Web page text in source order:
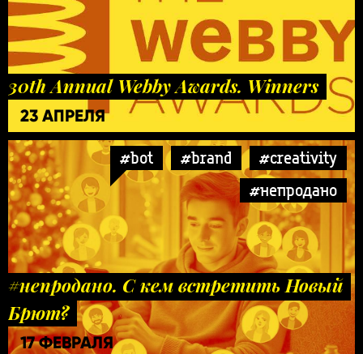
30th Annual Webby Awards. Winners
23 АПРЕЛЯ
#bot #brand
#creativity
#непродано
#непродано. С кем встретить Новый
Брют?
17 ФЕВРАЛЯ